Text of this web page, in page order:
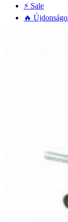
⚡ Sale
🔥